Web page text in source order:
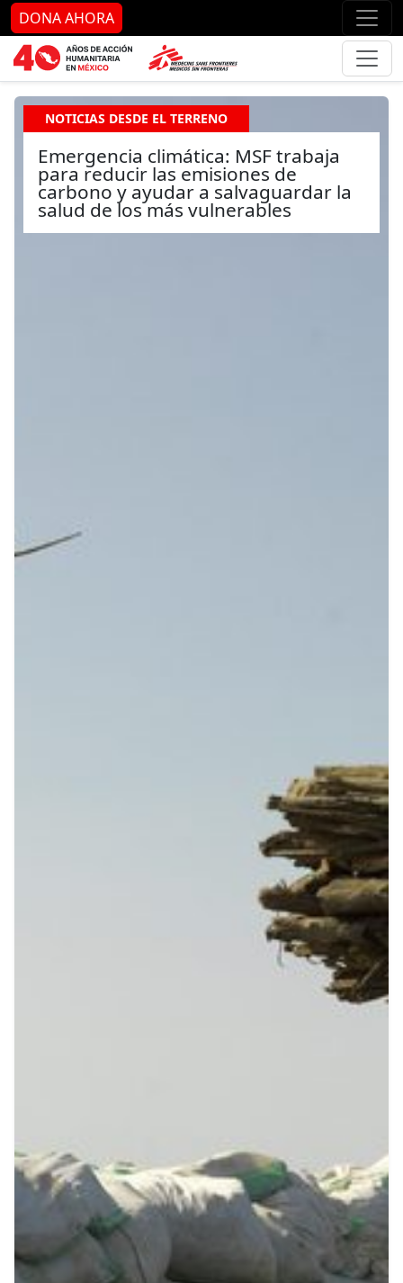
Ir al contenido principal Ir
DONA AHORA
NOTICIAS DESDE EL TERRENO
Emergencia climática: MSF trabaja
para reducir las emisiones de
carbono y ayudar a salvaguardar la
salud de los más vulnerables